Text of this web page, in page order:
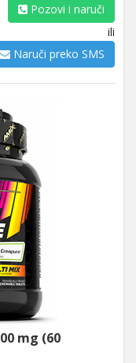
Pozovi i naruči
ili
Naruči preko SMS
mg (60